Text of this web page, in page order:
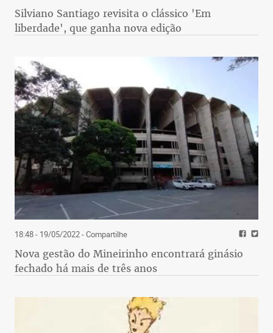
Silviano Santiago revisita o clássico 'Em
liberdade', que ganha nova edição
18:48 - 19/05/2022- Compartilhe
Nova gestão do Mineirinho encontrará ginásio
fechado há mais de três anos